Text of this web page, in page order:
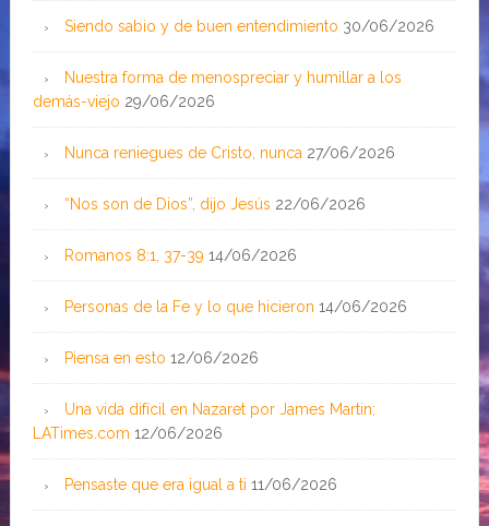
Siendo sabio y de buen entendimiento 30/06/2026
Nuestra forma de menospreciar y humillar a los
demás-viejo 29/06/2026
Nunca reniegues de Cristo, nunca 27/06/2026
“Nos son de Dios”, dijo Jesús 22/06/2026
Romanos 8:1, 37-39 14/06/2026
Personas de la Fe y lo que hicieron 14/06/2026
Piensa en esto 12/06/2026
Una vida difícil en Nazaret por James Martin;
LATimes.com 12/06/2026
Pensaste que era igual a ti 11/06/2026